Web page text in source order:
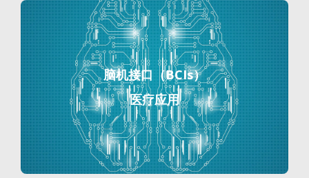
脑机接口（BCIs）
医疗应用